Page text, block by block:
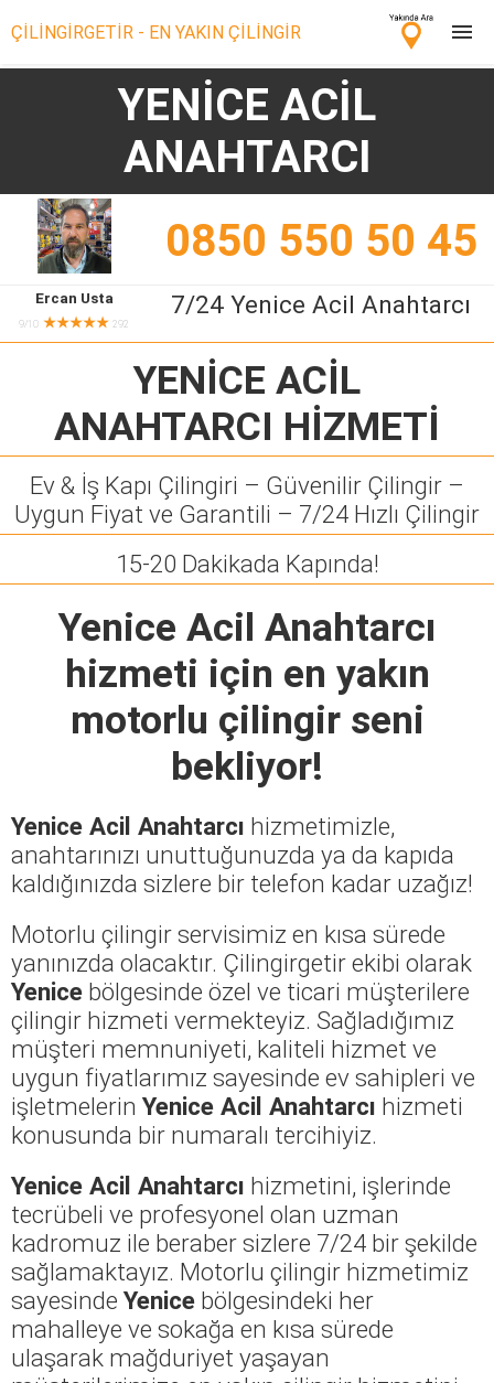
ÇİLİNGİRGETİR - EN YAKIN ÇİLİNGİR
Çilingir misin? Bize Katıl!
YENİCE ACİL
ANAHTARCI
0850 550 50 45
Ercan Usta
9/10 ★★★★★292
7/24 Yenice Acil Anahtarcı
YENİCE ACİL
ANAHTARCI HİZMETİ
Ev & İş Kapı Çilingiri – Güvenilir Çilingir –
Uygun Fiyat ve Garantili – 7/24 Hızlı Çilingir
15-20 Dakikada Kapında!
Yenice Acil Anahtarcı
hizmeti için en yakın
motorlu çilingir seni
bekliyor!
Yenice Acil Anahtarcı hizmetimizle,
anahtarınızı unuttuğunuzda ya da kapıda
kaldığınızda sizlere bir telefon kadar uzağız!
Motorlu çilingir servisimiz en kısa sürede
yanınızda olacaktır. Çilingirgetir ekibi olarak
Yenice bölgesinde özel ve ticari müşterilere
çilingir hizmeti vermekteyiz. Sağladığımız
müşteri memnuniyeti, kaliteli hizmet ve
uygun fiyatlarımız sayesinde ev sahipleri ve
işletmelerin Yenice Acil Anahtarcı hizmeti
konusunda bir numaralı tercihiyiz.
Yenice Acil Anahtarcı hizmetini, işlerinde
tecrübeli ve profesyonel olan uzman
kadromuz ile beraber sizlere 7/24 bir şekilde
sağlamaktayız. Motorlu çilingir hizmetimiz
sayesinde Yenice bölgesindeki her
mahalleye ve sokağa en kısa sürede
ulaşarak mağduriyet yaşayan